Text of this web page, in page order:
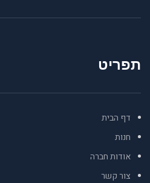
תפריט
דף הבית
חנות
אודות חברה
צור קשר